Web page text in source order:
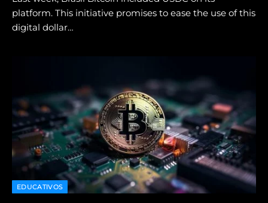
platform. This initiative promises to ease the use of this
digital dollar…
EDUCATIVOS